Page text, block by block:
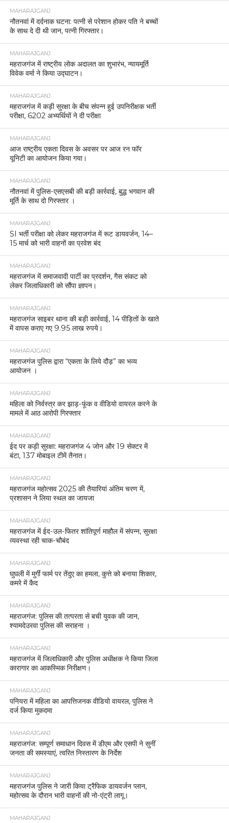
MAHARAJGANJ
नौतनवां में दर्दनाक घटना: पत्नी से परेशान होकर पति ने बच्चों
के साथ दे दी थी जान, पत्नी गिरफ्तार।
MAHARAJGANJ
महराजगंज में राष्ट्रीय लोक अदालत का शुभारंभ, न्यायमूर्ति
विवेक वर्मा ने किया उद्घाटन।
MAHARAJGANJ
महराजगंज में कड़ी सुरक्षा के बीच संपन्न हुई उपनिरीक्षक भर्ती
परीक्षा, 6202 अभ्यर्थियों ने दी परीक्षा
MAHARAJGANJ
आज राष्ट्रीय एकता दिवस के अवसर पर आज रन फॉर
यूनिटी का आयोजन किया गया।
MAHARAJGANJ
नौतनवां में पुलिस-एसएसबी की बड़ी कार्रवाई, बुद्ध भगवान की
मूर्ति के साथ दो गिरफ्तार ।
MAHARAJGANJ
SI भर्ती परीक्षा को लेकर महराजगंज में रूट डायवर्जन, 14–
15 मार्च को भारी वाहनों का प्रवेश बंद
MAHARAJGANJ
महराजगंज में समाजवादी पार्टी का प्रदर्शन, गैस संकट को
लेकर जिलाधिकारी को सौंपा ज्ञापन।
MAHARAJGANJ
महराजगंज साइबर थाना की बड़ी कार्रवाई, 14 पीड़ितों के खाते
में वापस कराए गए 9.95 लाख रुपये।
MAHARAJGANJ
महराजगंज पुलिस द्वारा “एकता के लिये दौड़” का भव्य
आयोजन ।
MAHARAJGANJ
महिला को निर्वस्त्र कर झाड़-फूंक व वीडियो वायरल करने के
मामले में आठ आरोपी गिरफ्तार
MAHARAJGANJ
ईद पर कड़ी सुरक्षा: महराजगंज 4 जोन और 19 सेक्टर में
बंटा, 137 मोबाइल टीमें तैनात।
MAHARAJGANJ
महराजगंज महोत्सव 2025 की तैयारियां अंतिम चरण में,
प्रशासन ने लिया स्थल का जायजा
MAHARAJGANJ
महराजगंज में ईद-उल-फितर शांतिपूर्ण माहौल में संपन्न, सुरक्षा
व्यवस्था रही चाक-चौबंद
MAHARAJGANJ
घुघली में मुर्गी फार्म पर तेंदुए का हमला, कुत्ते को बनाया शिकार,
कमरे में कैद
MAHARAJGANJ
महराजगंज: पुलिस की तत्परता से बची युवक की जान,
श्यामदेउरवा पुलिस की सराहना ।
MAHARAJGANJ
महराजगंज में जिलाधिकारी और पुलिस अधीक्षक ने किया जिला
कारागार का आकस्मिक निरीक्षण।
MAHARAJGANJ
पनियरा में महिला का आपत्तिजनक वीडियो वायरल, पुलिस ने
दर्ज किया मुकदमा
MAHARAJGANJ
महराजगंज: सम्पूर्ण समाधान दिवस में डीएम और एसपी ने सुनीं
जनता की समस्याएं, त्वरित निस्तारण के निर्देश
MAHARAJGANJ
महराजगंज पुलिस ने जारी किया ट्रैफिक डायवर्जन प्लान,
महोत्सव के दौरान भारी वाहनों की नो-एंट्री लागू।
MAHARAJGANJ